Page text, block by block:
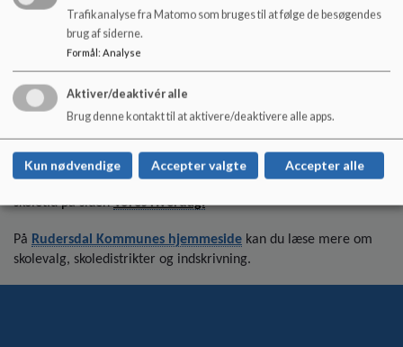
Når bogstaverne læres på Holte Skole
Indskriv dit barn her
Du kan læse mere om os underVores Skole og om den første
skoletid på sidenVores Hverdag.
På Rudersdal Kommunes hjemmeside kan du læse mere om
skolevalg, skoledistrikter og indskrivning.
Trafikanalyse fra Matomo som bruges til at følge de besøgendes
brug af siderne.
Formål: Analyse
Aktiver/deaktivér alle
Brug denne kontakt til at aktivere/deaktivere alle apps.
Kun nødvendige Accepter valgte Accepter alle